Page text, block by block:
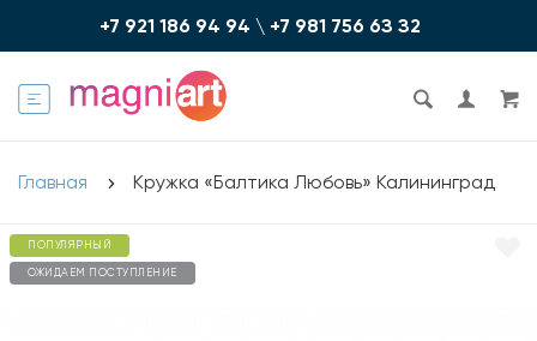
+7 921 186 94 94 \ +7 981 756 6З З2
Главная Кружка «Балтика Любовь» Калининград
ПОПУЛЯРНЫЙ
ОЖИДАЕМ ПОСТУПЛЕНИЕ